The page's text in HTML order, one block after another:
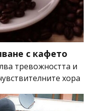
с кафето
тревожността и
хора